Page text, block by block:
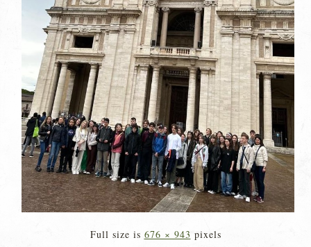
Full size is 676 × 943 pixels